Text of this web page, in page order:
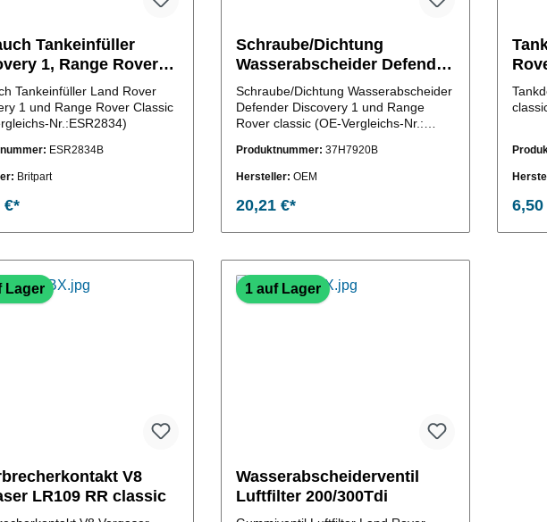
Tankeinfüller
1, Range Rover
Tankeinfüller Land Rover
1 und Range Rover Classic
Nr.:ESR2834)
ESR2834B
Britpart
€*
Schraube/Dichtung
Wasserabscheider Defender
Discovery 1
Schraube/Dichtung Wasserabscheider
Defender Discovery 1 und Range
Rover classic (OE-Vergleichs-Nr.:
Produktnummer: 37H7920B
Hersteller: OEM
20,21 €* 6,50
Lager
V8
LR109 RR classic
1 auf Lager
Wasserabscheiderventil
Luftfilter 200/300Tdi